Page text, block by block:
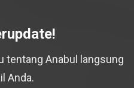
tentang Anabul langsung
Anda.